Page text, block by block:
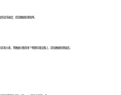
查询速度，提高数据处理效率。
和分表，将数据分散到多个物理存储设备上，提高数据处理速度。